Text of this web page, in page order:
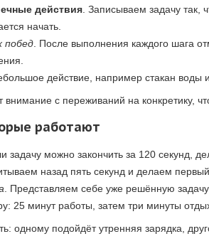
действия . Записываем задачу
начать.
побед . После выполнения каждого шага
действие, например стакан
с переживаний на конкретику,
работают
задачу можно закончить за 120 секунд,
назад пять секунд и делаем
. Представляем себе уже решённую
25 минут работы, затем три минуты
одному подойдёт утренняя зарядка,